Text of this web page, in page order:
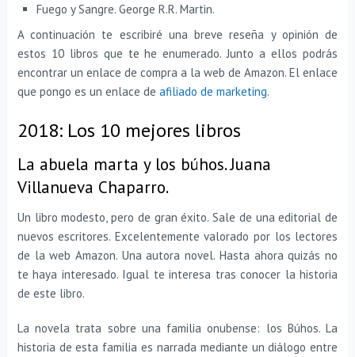
Fuego y Sangre. George R.R. Martin.
A continuación te escribiré una breve reseña y opinión de
estos 10 libros que te he enumerado. Junto a ellos podrás
encontrar un enlace de compra a la web de Amazon. El enlace
que pongo es un enlace de afiliado de marketing.
2018: Los 10 mejores libros
La abuela marta y los búhos. Juana
Villanueva Chaparro.
Un libro modesto, pero de gran éxito. Sale de una editorial de
nuevos escritores. Excelentemente valorado por los lectores
de la web Amazon. Una autora novel. Hasta ahora quizás no
te haya interesado. Igual te interesa tras conocer la historia
de este libro.
La novela trata sobre una familia onubense: los Búhos. La
historia de esta familia es narrada mediante un diálogo entre